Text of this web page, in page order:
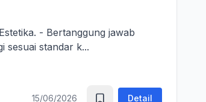
jawab
sesuai standar k...
15/06/2026 Detail